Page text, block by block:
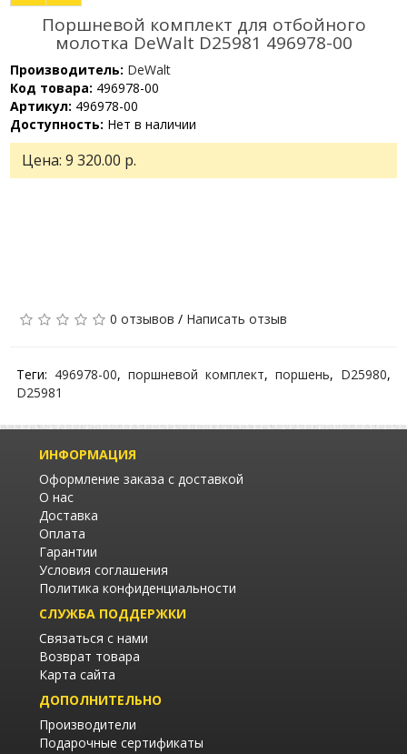
Поршневой комплект для отбойного
молотка DeWalt D25981 496978-00
Производитель: DeWalt
Код товара: 496978-00
Артикул: 496978-00
Доступность: Нет в наличии
Цена: 9 320.00 р.
0 отзывов / Написать отзыв
Теги: 496978-00, поршневой комплект, поршень, D25980,
D25981
ИНФОРМАЦИЯ
Оформление заказа с доставкой
О нас
Доставка
Оплата
Гарантии
Условия соглашения
Политика конфиденциальности
СЛУЖБА ПОДДЕРЖКИ
Связаться с нами
Возврат товара
Карта сайта
ДОПОЛНИТЕЛЬНО
Производители
Подарочные сертификаты